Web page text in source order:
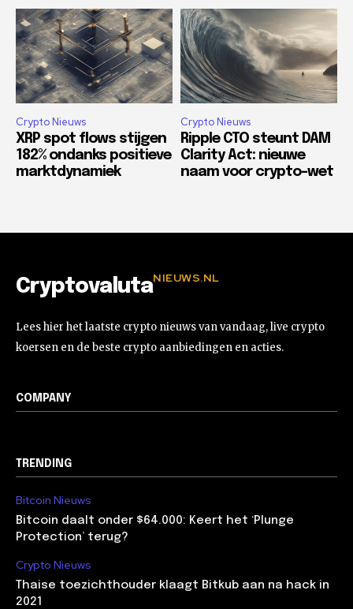
Crypto Nieuws
XRP spot flows stijgen
182% ondanks positieve
marktdynamiek
Crypto Nieuws
Ripple CTO steunt DAM
Clarity Act: nieuwe
naam voor crypto-wet
CryptovalutaNIEUWS.NL
Lees hier het laatste crypto nieuws van vandaag, live crypto
koersen en de beste crypto aanbiedingen en acties.
COMPANY
TRENDING
Bitcoin Nieuws
Bitcoin daalt onder $64.000: Keert het ‘Plunge
Protection’ terug?
Crypto Nieuws
Thaise toezichthouder klaagt Bitkub aan na hack in
2021